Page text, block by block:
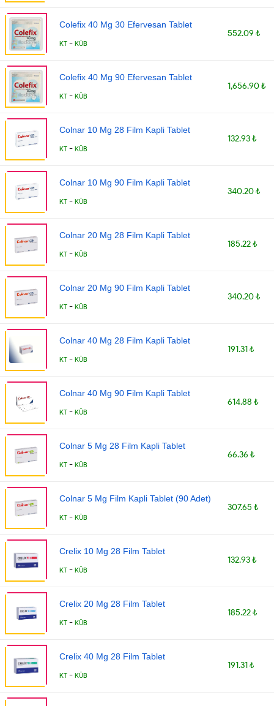
Colefix 40 Mg 30 Efervesan Tablet
KT - KÜB
552.09 ₺
Colefix 40 Mg 90 Efervesan Tablet
KT - KÜB
1,656.90 ₺
Colnar 10 Mg 28 Film Kapli Tablet
KT - KÜB
132.93 ₺
Colnar 10 Mg 90 Film Kapli Tablet
KT - KÜB
340.20 ₺
Colnar 20 Mg 28 Film Kapli Tablet
KT - KÜB
185.22 ₺
Colnar 20 Mg 90 Film Kapli Tablet
KT - KÜB
340.20 ₺
Colnar 40 Mg 28 Film Kapli Tablet
KT - KÜB
191.31 ₺
Colnar 40 Mg 90 Film Kapli Tablet
KT - KÜB
614.88 ₺
Colnar 5 Mg 28 Film Kapli Tablet
KT - KÜB
66.36 ₺
Colnar 5 Mg Film Kapli Tablet (90 Adet)
KT - KÜB
307.65 ₺
Crelix 10 Mg 28 Film Tablet
KT - KÜB
132.93 ₺
Crelix 20 Mg 28 Film Tablet
KT - KÜB
185.22 ₺
Crelix 40 Mg 28 Film Tablet
KT - KÜB
191.31 ₺